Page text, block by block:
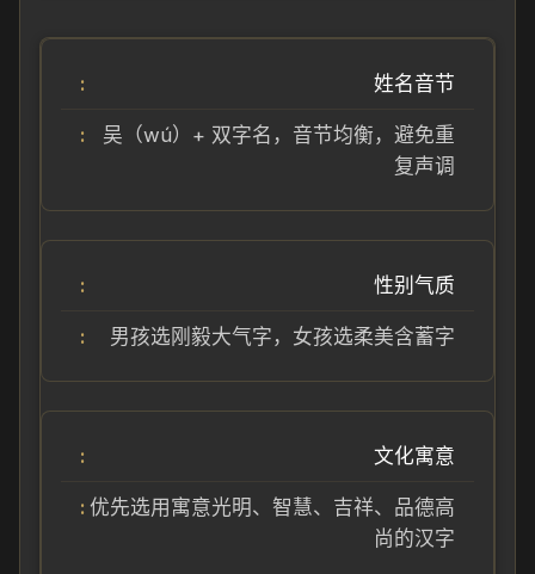
姓名音节
吴（wú）+ 双字名，音节均衡，避免重
复声调
性别气质
男孩选刚毅大气字，女孩选柔美含蓄字
文化寓意
优先选用寓意光明、智慧、吉祥、品德高
尚的汉字